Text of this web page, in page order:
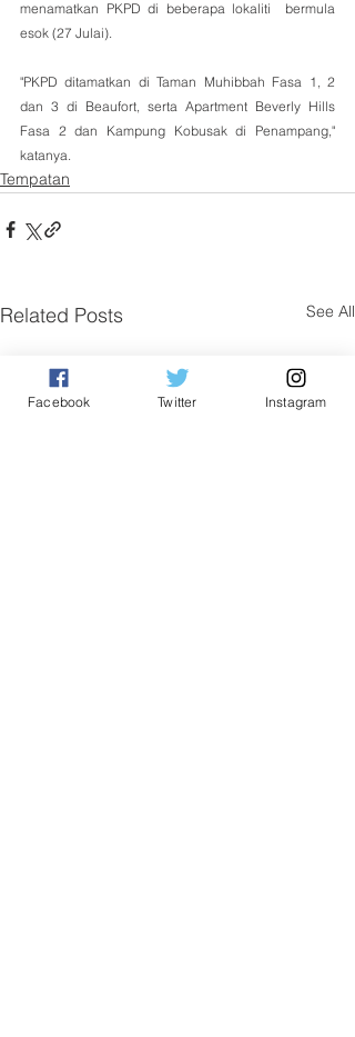
menamatkan PKPD di beberapa lokaliti  bermula
esok (27 Julai).
"PKPD ditamatkan di Taman Muhibbah Fasa 1, 2
dan 3 di Beaufort, serta Apartment Beverly Hills
Fasa 2 dan Kampung Kobusak di Penampang,"
katanya.
Tempatan
Related Posts See All
Facebook Twitter Instagram